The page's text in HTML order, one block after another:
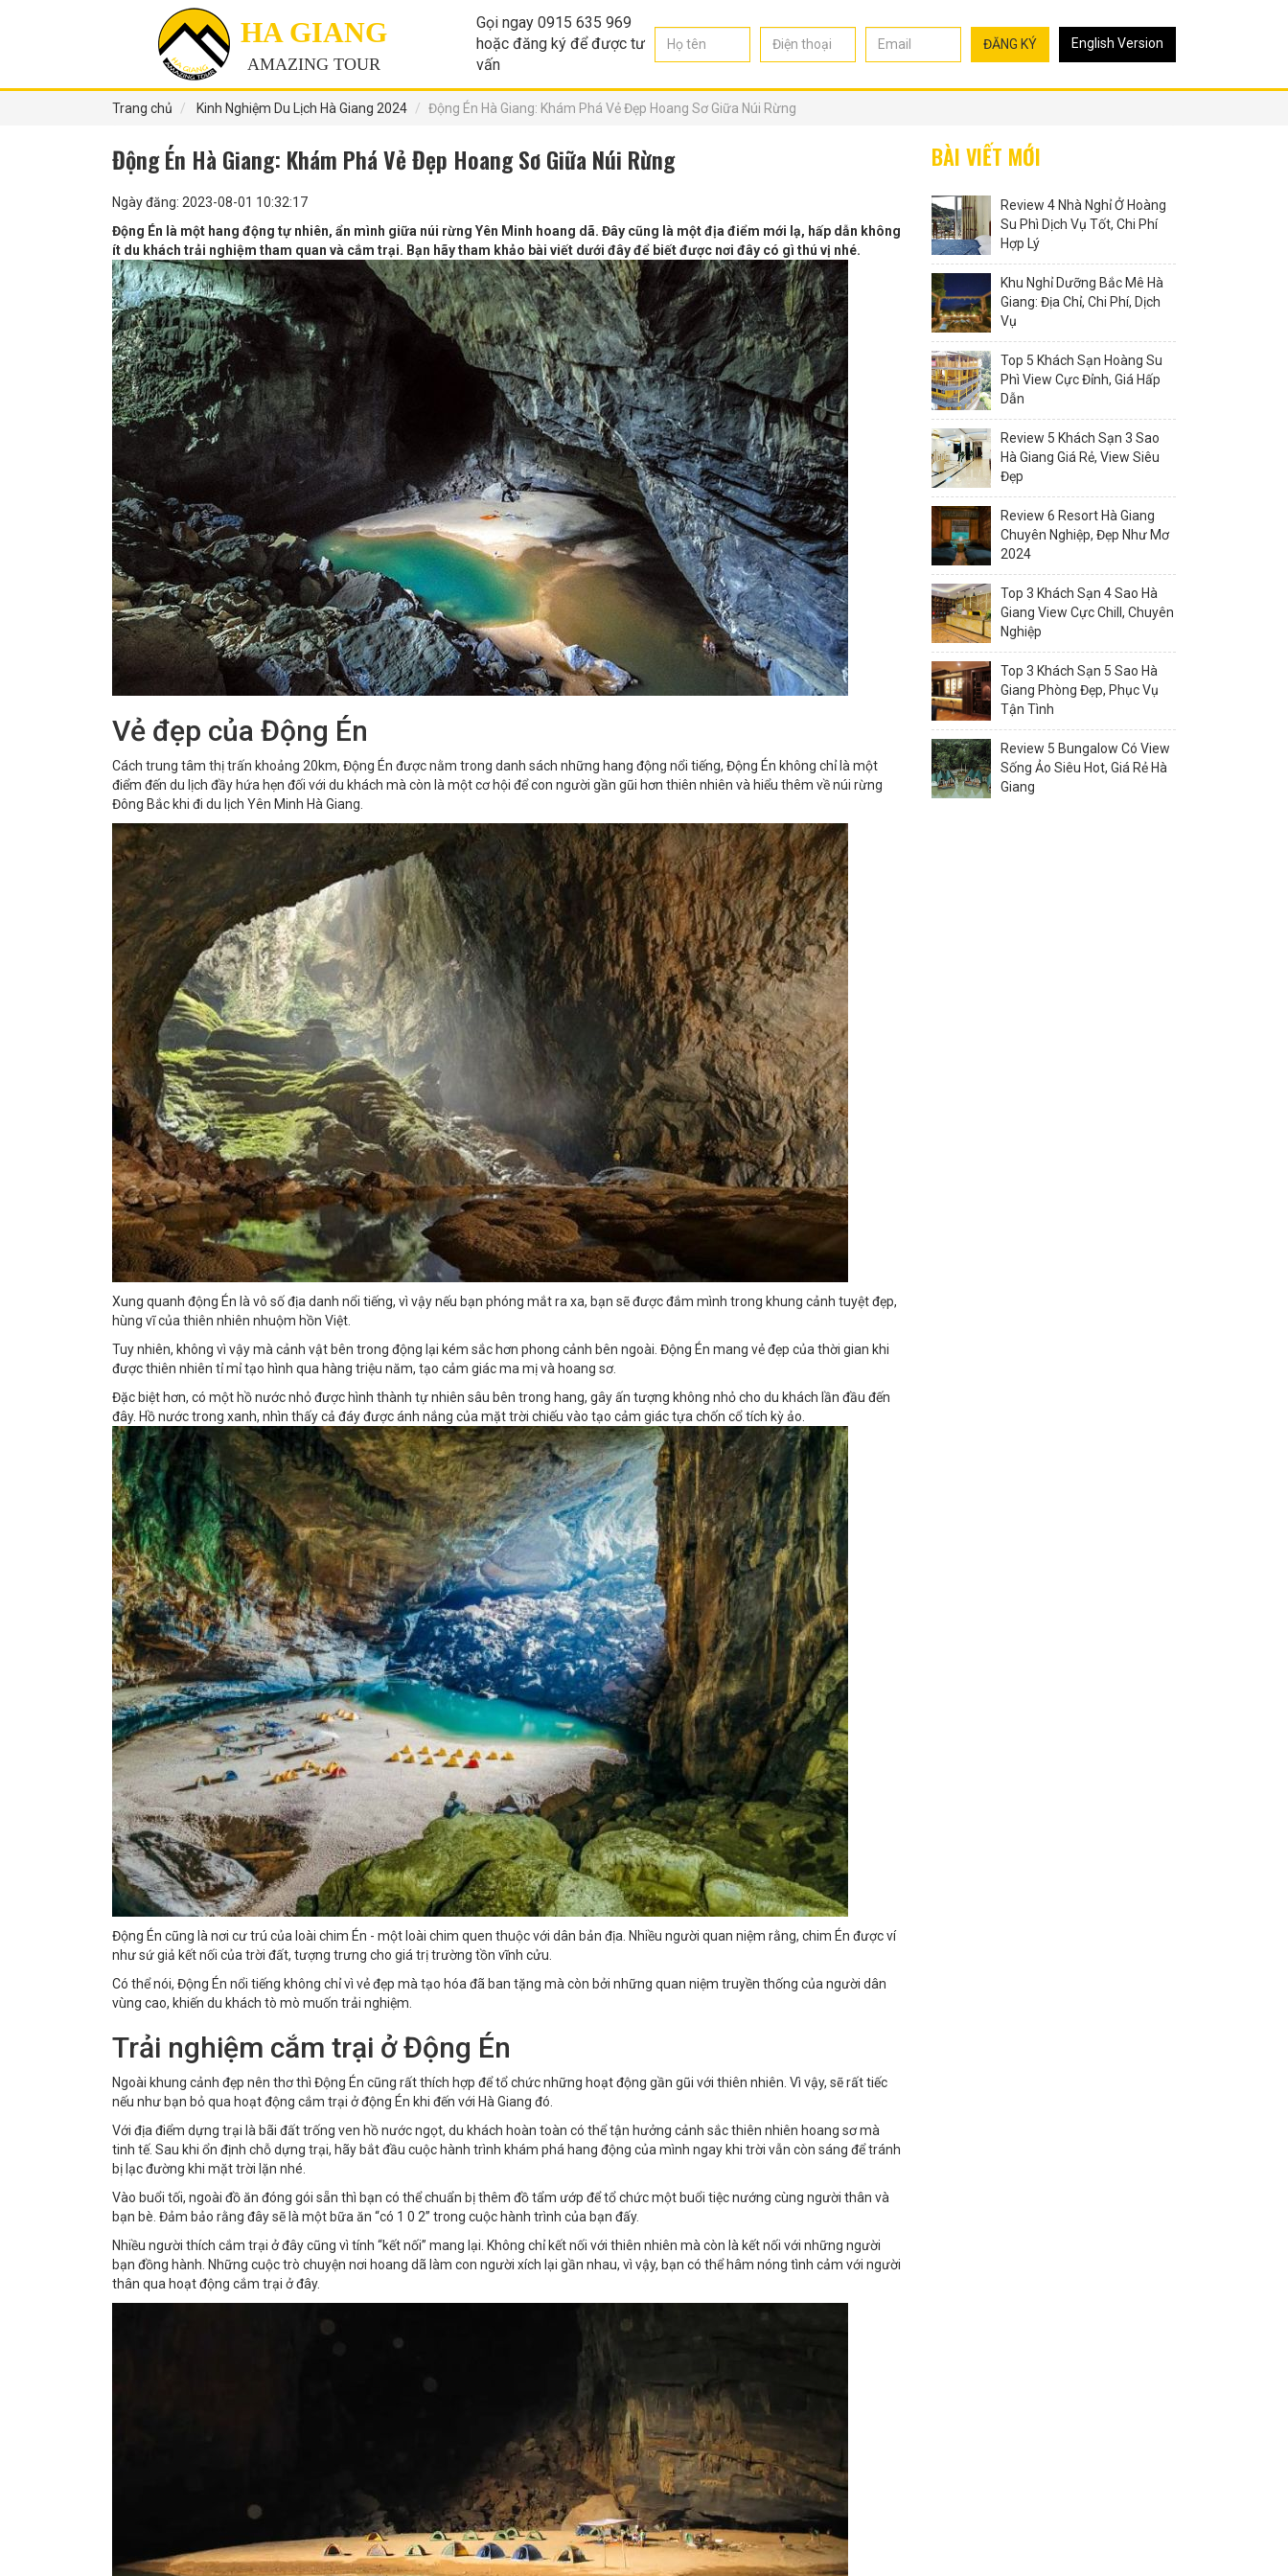
HA GIANG
AMAZING TOUR
Gọi ngay 0915 635 969
hoặc đăng ký để được tư
vấn
ĐĂNG KÝ English Version
Trang chủ Kinh Nghiệm Du Lịch Hà Giang 2024 Động Én Hà Giang: Khám Phá Vẻ Đẹp Hoang Sơ Giữa Núi Rừng
Động Én Hà Giang: Khám Phá Vẻ Đẹp Hoang Sơ Giữa Núi Rừng
Ngày đăng: 2023-08-01 10:32:17
Động Én là một hang động tự nhiên, ẩn mình giữa núi rừng Yên Minh hoang dã. Đây cũng là một địa điểm mới lạ, hấp dẫn không
ít du khách trải nghiệm tham quan và cắm trại. Bạn hãy tham khảo bài viết dưới đây để biết được nơi đây có gì thú vị nhé.
Vẻ đẹp của Động Én
Cách trung tâm thị trấn khoảng 20km, Động Én được nằm trong danh sách những hang động nổi tiếng, Động Én không chỉ là một
điểm đến du lịch đầy hứa hẹn đối với du khách mà còn là một cơ hội để con người gần gũi hơn thiên nhiên và hiểu thêm về núi rừng
Đông Bắc khi đi du lịch Yên Minh Hà Giang
Xung quanh động Én là vô số địa danh nổi tiếng, vì vậy nếu bạn phóng mắt ra xa, bạn sẽ được đắm mình trong khung cảnh tuyệt đẹp,
hùng vĩ của thiên nhiên nhuộm hồn Việt.
Tuy nhiên, không vì vậy mà cảnh vật bên trong động lại kém sắc hơn phong cảnh bên ngoài. Động Én mang vẻ đẹp của thời gian khi
được thiên nhiên tỉ mỉ tạo hình qua hàng triệu năm, tạo cảm giác ma mị và hoang sơ.
Đặc biệt hơn, có một hồ nước nhỏ được hình thành tự nhiên sâu bên trong hang, gây ấn tượng không nhỏ cho du khách lần đầu đến
đây. Hồ nước trong xanh, nhìn thấy cả đáy được ánh nắng của mặt trời chiếu vào tạo cảm giác tựa chốn cổ tích kỳ ảo.
Động Én cũng là nơi cư trú của loài chim Én - một loài chim quen thuộc với dân bản địa. Nhiều người quan niệm rằng, chim Én được ví
như sứ giả kết nối của trời đất, tượng trưng cho giá trị trường tồn vĩnh cửu.
Có thể nói, Động Én nổi tiếng không chỉ vì vẻ đẹp mà tạo hóa đã ban tặng mà còn bởi những quan niệm truyền thống của người dân
vùng cao, khiến du khách tò mò muốn trải nghiệm.
Trải nghiệm cắm trại ở Động Én
Ngoài khung cảnh đẹp nên thơ thì Động Én cũng rất thích hợp để tổ chức những hoạt động gần gũi với thiên nhiên. Vì vậy, sẽ rất tiếc
nếu như bạn bỏ qua hoạt động cắm trại ở động Én khi đến với Hà Giang đó.
Với địa điểm dựng trại là bãi đất trống ven hồ nước ngọt, du khách hoàn toàn có thể tận hưởng cảnh sắc thiên nhiên hoang sơ mà
tinh tế. Sau khi ổn định chỗ dựng trại, hãy bắt đầu cuộc hành trình khám phá hang động của mình ngay khi trời vẫn còn sáng để tránh
bị lạc đường khi mặt trời lặn nhé.
Vào buổi tối, ngoài đồ ăn đóng gói sẵn thì bạn có thể chuẩn bị thêm đồ tẩm ướp để tổ chức một buổi tiệc nướng cùng người thân và
bạn bè. Đảm bảo rằng đây sẽ là một bữa ăn “có 1 0 2” trong cuộc hành trình của bạn đấy.
Nhiều người thích cắm trại ở đây cũng vì tính “kết nối” mang lại. Không chỉ kết nối với thiên nhiên mà còn là kết nối với những người
bạn đồng hành. Những cuộc trò chuyện nơi hoang dã làm con người xích lại gần nhau, vì vậy, bạn có thể hâm nóng tình cảm với người
thân qua hoạt động cắm trại ở đây.
BÀI VIẾT MỚI
Review 4 Nhà Nghỉ Ở Hoàng
Su Phì Dịch Vụ Tốt, Chi Phí
Hợp Lý
Khu Nghỉ Dưỡng Bắc Mê Hà
Giang: Địa Chỉ, Chi Phí, Dịch
Vụ
Top 5 Khách Sạn Hoàng Su
Phì View Cực Đỉnh, Giá Hấp
Dẫn
Review 5 Khách Sạn 3 Sao
Hà Giang Giá Rẻ, View Siêu
Đẹp
Review 6 Resort Hà Giang
Chuyên Nghiệp, Đẹp Như Mơ
2024
Top 3 Khách Sạn 4 Sao Hà
Giang View Cực Chill, Chuyên
Nghiệp
Top 3 Khách Sạn 5 Sao Hà
Giang Phòng Đẹp, Phục Vụ
Tận Tình
Review 5 Bungalow Có View
Sống Ảo Siêu Hot, Giá Rẻ Hà
Giang